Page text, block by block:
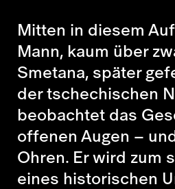
Mitten in diesem
Mann, kaum über
Smetana, später
der tschechischen
beobachtet das
offenen Augen –
Ohren. Er wird zum
eines historischen